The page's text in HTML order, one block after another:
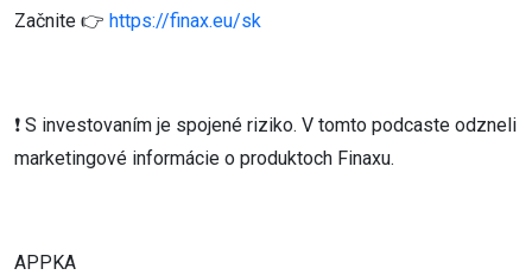
Začnite 👉 https://finax.eu/sk
❗ S investovaním je spojené riziko. V tomto podcaste odzneli
marketingové informácie o produktoch Finaxu.
APPKA